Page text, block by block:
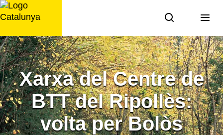
Saltar
al
Xarxa del Centre de
BTT del Ripollès:
volta per Bolòs